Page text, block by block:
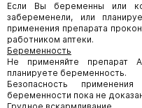
Если Вы беременны или
забеременели, или
применения препарата
работником аптеки.
Беременность
Не применяйте препарат
планируете беременность.
Безопасность
беременности пока не